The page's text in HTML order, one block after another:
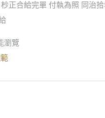
正合給完單 付執為照 同治
瀏覽